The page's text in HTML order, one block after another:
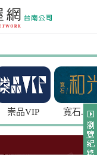
崇品VIP 寬石.和光